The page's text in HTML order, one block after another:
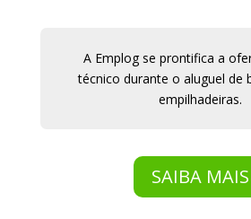
A Emplog se prontifica a
técnico durante o aluguel de
empilhadeiras.
SAIBA MAIS